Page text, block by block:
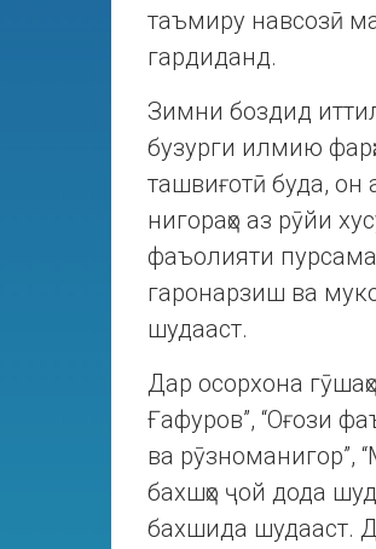
таъмиру навсозӣ
гардиданд.
Зимни боздид
бузурги илмию
ташвиғотӣ буда,
нигораҳо аз рӯйи
фаъолияти
гаронарзиш ва
шудааст.
Дар осорхона
Ғафуров”, “Оғози
ва рӯзноманигор”,
бахшҳо ҷой дода
бахшида шудааст.